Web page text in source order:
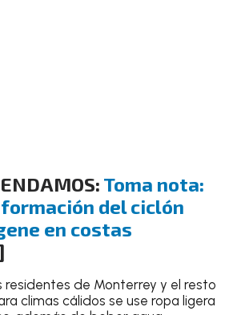
Toma nota:
del ciclón
en costas
residentes de Monterrey y el resto
climas cálidosse use ropa ligera